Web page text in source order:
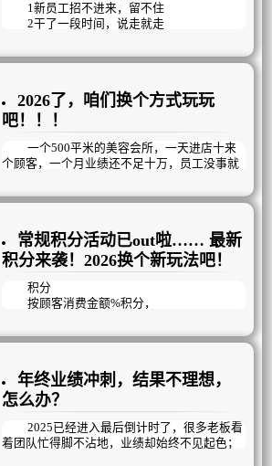
美业需求在经济波动中展现出较强的韧性。
1新员工招不进来，留不住
2干了一段时间，说走就走
4私欲当先，不为企业考虑
只看结果的KPI管理方式已过时，美业更
适合以目标为导向，精确到每天完成情况的OK
R管理模式，它既能明确目标，又注重过程与
结果，更强调员工个体的自主创造性。通过会
议机制，在思想、知识、工具、技能、观
力；再通过过程监督和数据结果检测，帮助员
2026了，咱们换个方式玩玩
吧！！！
一个500平米的美容会所，一天进店十来
个顾客，一个月业绩还不足十万，员工没事就
做了以下几个动作，业绩成功倍增，突破新
常规积分活动已out啦…… 最新
积分来袭！2026换个新玩法吧！
积分
按顾客消费金额%积分，
这种常规的积分活动已经out啦！
其实积分还可以
增加到店率、提升项目消耗、推荐好友、
让顾客养成预约的好习惯……等等；
不就一个积分活动，有您说的那么牛逼
年终业绩冲刺，结果不理想，
怎么办？
2025已经进入最后倒计时了，很多老板看
着团队忙得脚不沾地，业绩却始终不见起色；